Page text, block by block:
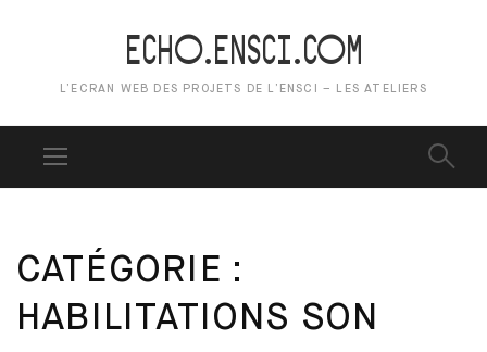
ECHO.ENSCI.COM
L’ECRAN WEB DES PROJETS DE L’ENSCI – LES ATELIERS
CATÉGORIE :
HABILITATIONS SON